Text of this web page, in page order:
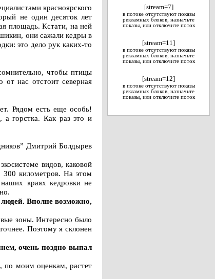
красноярского
не один десяток лет
площадь. Кстати, на ней
они сажали кедры в
это дело рук каких-то
чтобы птицы
от нас отстоит северная
Рядом есть еще особь!
а горстка. Как раз это и
Дмитрий Болдырев
видов, каковой
300 километров. На этом
краях кедровки не
Вполне возможно,
зоны. Интересно было
Поэтому я склонен
очень поздно выпал
по моим оценкам, растет
[stream=7]
в потоке отсутствуют показы
рекламных блоков, назначьте
показы, или отключите поток
[stream=11]
в потоке отсутствуют показы
рекламных блоков, назначьте
показы, или отключите поток
[stream=12]
в потоке отсутствуют показы
рекламных блоков, назначьте
показы, или отключите поток